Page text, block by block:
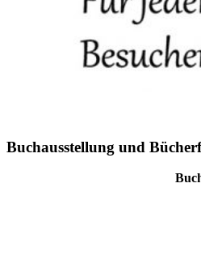
Buchausstellung und